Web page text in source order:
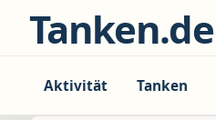
Zum Inhalt springen
Tanken.de
Aktivität Tanken